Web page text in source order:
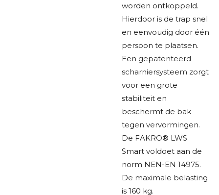
worden ontkoppeld.
Hierdoor is de trap snel
en eenvoudig door één
persoon te plaatsen.
Een gepatenteerd
scharniersysteem zorgt
voor een grote
stabiliteit en
beschermt de bak
tegen vervormingen.
De FAKRO® LWS
Smart voldoet aan de
norm NEN-EN 14975.
De maximale belasting
is 160 kg.